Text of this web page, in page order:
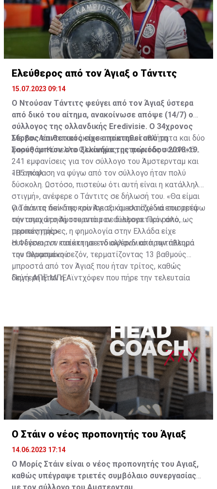
Ελεύθερος από τον Άγιαξ ο Τάντιτς
15.07.2023 09:14
Ο Ντούσαν Τάντιτς φεύγει από τον Άγιαξ ύστερα
από δικό του αίτημα, ανακοίνωσε απόψε (14/7) ο
σύλλογος της ολλανδικής Eredivisie. Ο 34χρονος
Σέρβος επιθετικός είχε αποκτηθεί από τη
Σαουθάμπτον στο ξεκίνημα της περιόδου 2018-19.
Με τον Αίαντα κατάκτησε τρία πρωταθλήματα και δύο
φορές το Κύπελλο Ολλανδίας, μετρώντας συνολικά
241 εμφανίσεις για τον σύλλογο του Άμστερνταμ και
105 γκολ.
«Η απόφαση να φύγω από τον σύλλογο ήταν πολύ
δύσκολη. Ωστόσο, πιστεύω ότι αυτή είναι η κατάλληλη
στιγμή», ανέφερε ο Τάντιτς σε δήλωσή του. «Θα είμαι
για πάντα παίκτης του Άγιαξ και ελπίζω να επιστρέψω
σύντομα στο Άμστερνταμ σε διαφορετικό ρόλο, ως
προπονητής».
Ο Τάντιτς δεν διευκρίνισε τα άμεσα σχέδιά του μετά
την αποχώρησή του από τον σύλλογο. Πριν από
μερικές ημέρες, η φημολογία στην Ελλάδα είχε
συνδέσει τον παίκτη με ενδιαφέρον από την πλευρά
του Ολυμπιακού.
Η Φέγενορντ κατάκτησε το ολλανδικό πρωτάθλημα
την περασμένη σεζόν, τερματίζοντας 13 βαθμούς
μπροστά από τον Άγιαξ που ήταν τρίτος, καθώς
δεύτερη ήταν η Αϊντχόφεν που πήρε την τελευταία
Πηγή: ΑΠΕ ΜΠΕ
Ο Στάιν ο νέος προπονητής του Άγιαξ
14.06.2023 17:14
Ο Μορίς Στάιν είναι ο νέος προπονητής του Αγιαξ,
καθώς υπέγραψε τριετές συμβόλαιο συνεργασίας
με τον σύλλογο του Αμστερνταμ.